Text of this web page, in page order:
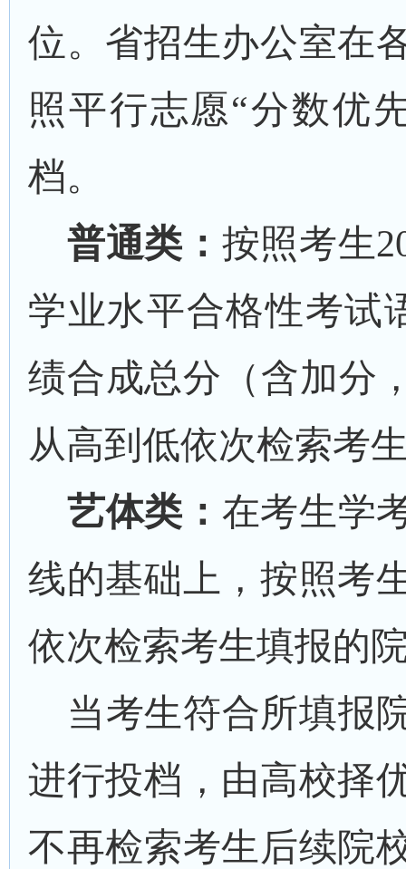
位。省招生办公室在
照平行志愿“分数优
档。
普通类： 按照考生
学业水平合格性考试
绩合成总分（含加分
从高到低依次检索考
艺体类： 在考生学
线的基础上，按照考
依次检索考生填报的
当考生符合所填报
进行投档，由高校择
不再检索考生后续院